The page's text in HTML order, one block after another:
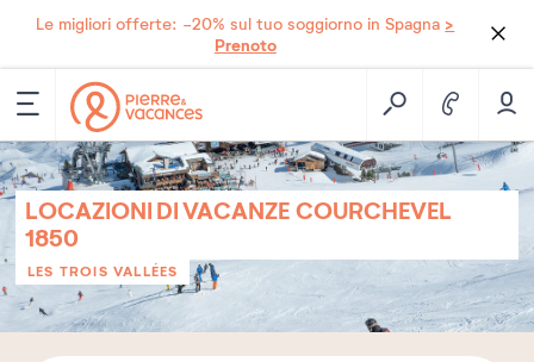
Le migliori offerte: -20% sul tuo soggiorno in Spagna >
Prenoto
LOCAZIONI DI VACANZE COURCHEVEL
1850
LES TROIS VALLÉES